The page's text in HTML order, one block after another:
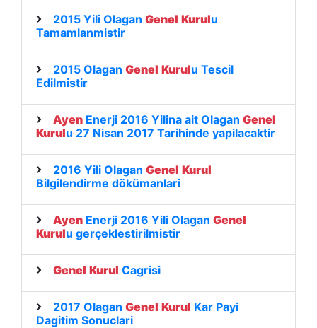
2015 Yili Olagan Genel Kurulu
Tamamlanmistir
2015 Olagan Genel Kurulu Tescil
Edilmistir
Ayen Enerji 2016 Yilina ait Olagan Genel
Kurulu 27 Nisan 2017 Tarihinde yapilacaktir
2016 Yili Olagan Genel Kurul
Bilgilendirme dökümanlari
Ayen Enerji 2016 Yili Olagan Genel
Kurulu gerçeklestirilmistir
Genel Kurul Cagrisi
2017 Olagan Genel Kurul Kar Payi
Dagitim Sonuclari